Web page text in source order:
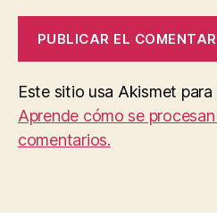
Este sitio usa Akismet para
Aprende cómo se
comentarios.